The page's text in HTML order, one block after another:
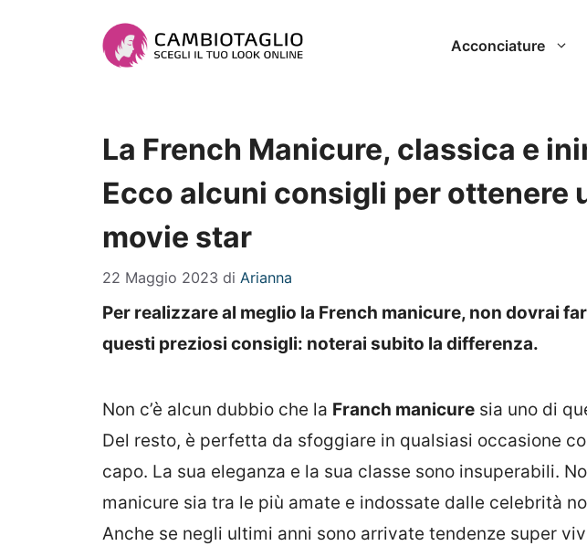
Acconciature
La French Manicure, classica e
Ecco alcuni consigli per ottenere
movie star
22 Maggio 2023 di Arianna
Per realizzare al meglio la French manicure, non dovrai
questi preziosi consigli: noterai subito la differenza.
Non c’è alcun dubbio che la Franch manicure sia uno di
Del resto, è perfetta da sfoggiare in qualsiasi occasione
capo. La sua eleganza e la sua classe sono insuperabili.
manicure sia tra le più amate e indossate dalle celebrità
Anche se negli ultimi anni sono arrivate tendenze super